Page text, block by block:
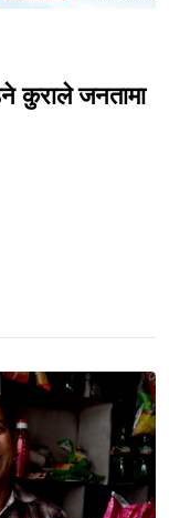
कुराले जनतामा